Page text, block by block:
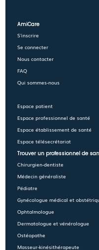
AmiCare
S'inscrire
Se connecter
Nous contacter
FAQ
Qui sommes-nous
Espace patient
Espace professionnel de santé
Espace établissement de santé
Espace télésecrétariat
Trouver un professionnel de
Chirurgien-dentiste
Médecin généraliste
Pédiatre
Gynécologue médical et
Ophtalmologue
Dermatologue et vénérologue
Ostéopathe
Masseur-kinésithérapeute